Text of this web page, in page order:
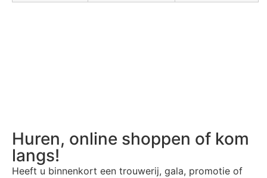
Huren, online shoppen of kom
langs!
Heeft u binnenkort een trouwerij, gala, promotie of